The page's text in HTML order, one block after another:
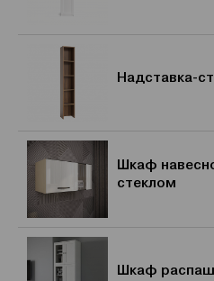
Надставка-
Шкаф
стеклом
Шкаф